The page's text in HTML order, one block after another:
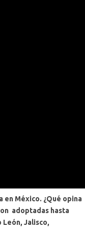
en México. ¿Qué opina
adoptadas hasta
León, Jalisco,